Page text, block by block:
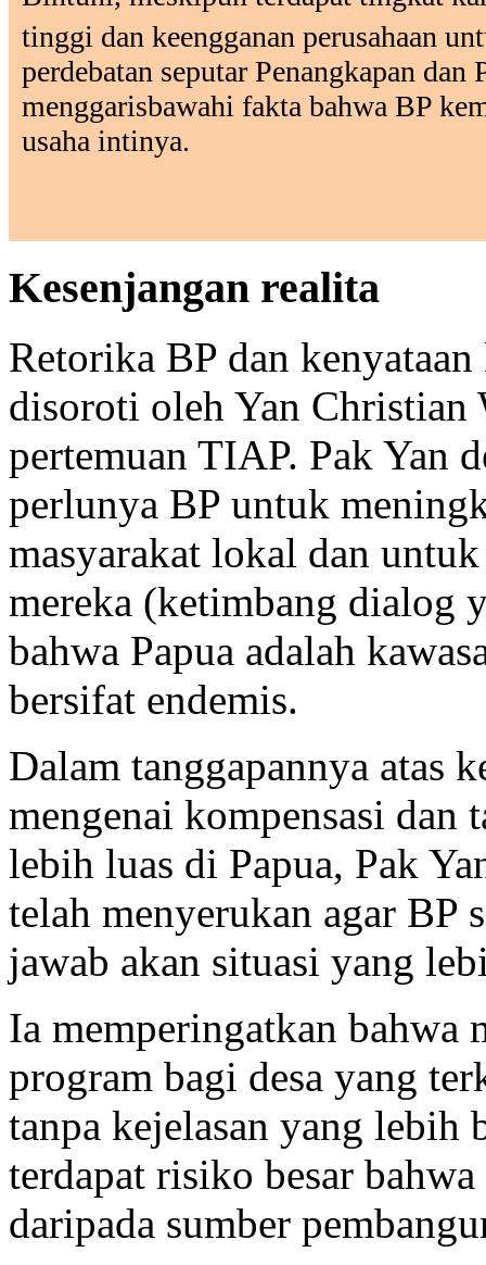
tinggi dan keengganan perusahaan
perdebatan seputar Penangkapan
menggarisbawahi fakta bahwa BP
usaha intinya.
Kesenjangan realita
Retorika BP dan
disoroti oleh Yan Christian
pertemuan TIAP. Pak Yan
perlunya BP untuk
masyarakat lokal dan
mereka (ketimbang dialog
bahwa Papua adalah
bersifat endemis.
Dalam tanggapannya atas
mengenai kompensasi dan
lebih luas di Papua, Pak
telah menyerukan agar
jawab akan situasi yang
Ia memperingatkan bahwa
program bagi desa yang
tanpa kejelasan yang lebih
terdapat risiko besar
daripada sumber